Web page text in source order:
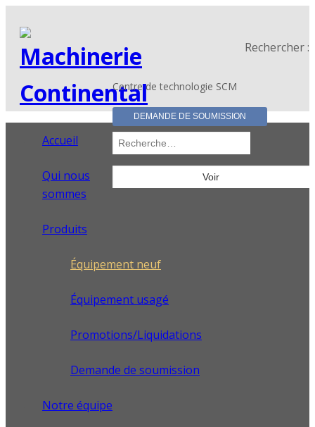
Centre de technologie SCM
DEMANDE DE SOUMISSION
Rechercher :
Accueil
Qui nous
sommes
Produits
Équipement neuf
Équipement usagé
Promotions/Liquidations
Demande de soumission
Notre équipe